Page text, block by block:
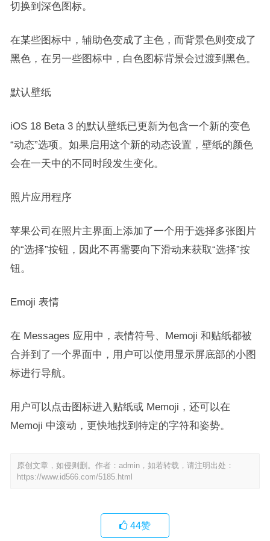
切换到深色图标。
在某些图标中，辅助色变成了主色，而背景色则变成了
黑色，在另一些图标中，白色图标背景会过渡到黑色。
默认壁纸
iOS 18 Beta 3 的默认壁纸已更新为包含一个新的变色
“动态”选项。如果启用这个新的动态设置，壁纸的颜色
会在一天中的不同时段发生变化。
照片应用程序
苹果公司在照片主界面上添加了一个用于选择多张图片
的“选择”按钮，因此不再需要向下滑动来获取“选择”按
钮。
Emoji 表情
在 Messages 应用中，表情符号、Memoji 和贴纸都被
合并到了一个界面中，用户可以使用显示屏底部的小图
标进行导航。
用户可以点击图标进入贴纸或 Memoji，还可以在
Memoji 中滚动，更快地找到特定的字符和姿势。
原创文章，如侵则删。作者：admin，如若转载，请注明出处：
https://www.id566.com/5185.html
44赞